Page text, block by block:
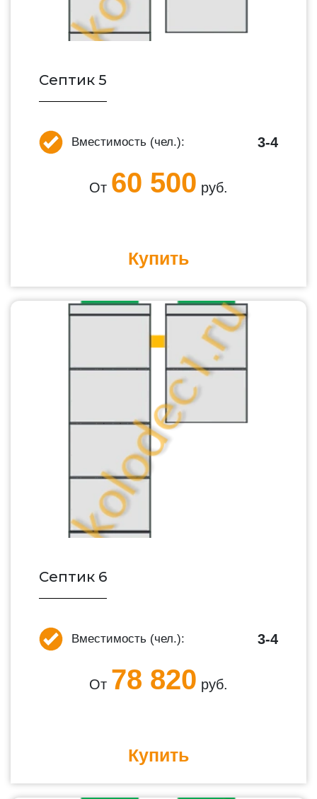
Септик 5
Вместимость (чел.): 3-4
От 60 500 руб.
Купить
Септик 6
Вместимость (чел.): 3-4
От 78 820 руб.
Купить